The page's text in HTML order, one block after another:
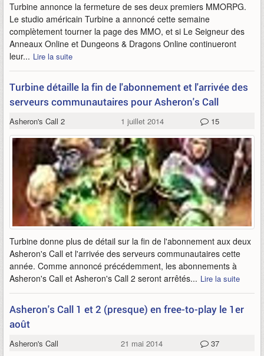
Turbine annonce la fermeture de ses deux premiers MMORPG.
Le studio américain Turbine a annoncé cette semaine
complètement tourner la page des MMO, et si Le Seigneur des
Anneaux Online et Dungeons & Dragons Online continueront
leur... Lire la suite
Turbine détaille la fin de l'abonnement et l'arrivée des
serveurs communautaires pour Asheron's Call
Asheron's Call 2 1 juillet 2014 15
Turbine donne plus de détail sur la fin de l'abonnement aux deux
Asheron's Call et l'arrivée des serveurs communautaires cette
année. Comme annoncé précédemment, les abonnements à
Asheron's Call et Asheron's Call 2 seront arrêtés... Lire la suite
Asheron's Call 1 et 2 (presque) en free-to-play le 1er
août
Asheron's Call 21 mai 2014 37